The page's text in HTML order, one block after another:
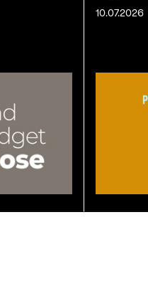
10.07.2026